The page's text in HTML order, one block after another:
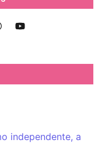
independente, a